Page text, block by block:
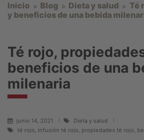
Inicio Blog Dieta y salud
Té
y beneficios de una bebida
Té rojo,
beneficios de una
milenaria
junio 14, 2021
Dieta y salud
té rojo, infusión té rojo, propiedades té rojo,